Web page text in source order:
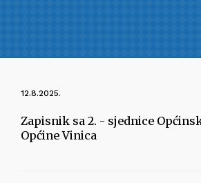
12.8.2025.
Zapisnik sa 2. - sjednice
Općine Vinica